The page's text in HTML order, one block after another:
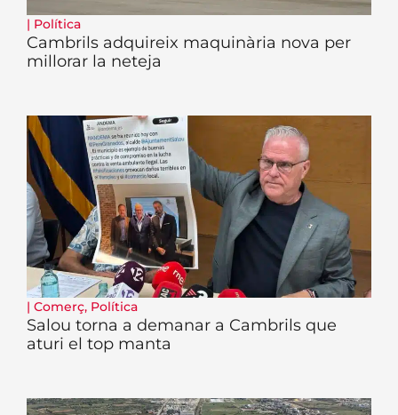
| Política
Cambrils adquireix maquinària nova per
millorar la neteja
| Comerç, Política
Salou torna a demanar a Cambrils que
aturi el top manta